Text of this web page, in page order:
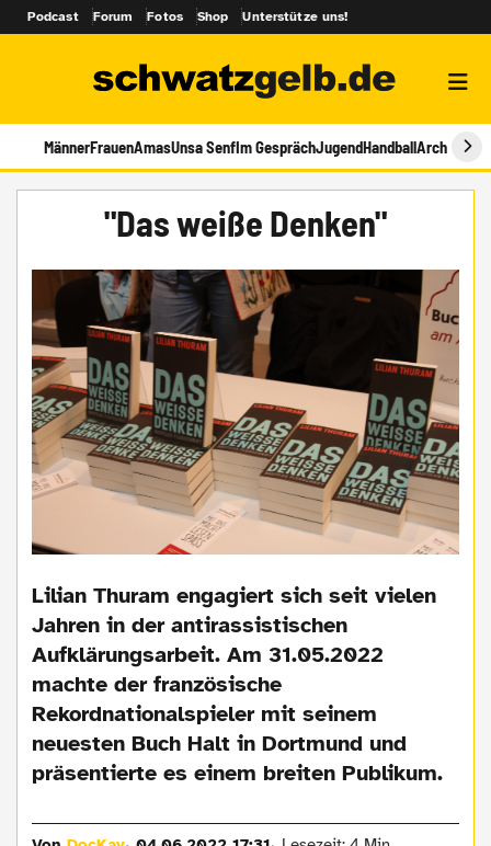
Podcast Forum Fotos Shop Unterstütze uns!
MännerFrauenAmasUnsa SenfIm GesprächJugendHandballArchiv
"Das weiße Denken"
Lilian Thuram engagiert sich seit vielen
Jahren in der antirassistischen
Aufklärungsarbeit. Am 31.05.2022
machte der französische
Rekordnationalspieler mit seinem
neuesten Buch Halt in Dortmund und
präsentierte es einem breiten Publikum.